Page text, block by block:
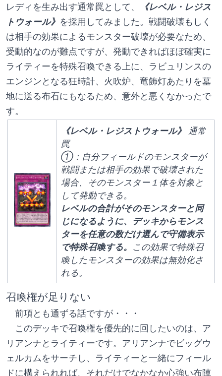
レディを生み出す通常罠として、
《レベル・レジス
トウォール》 を採用してみました。戦闘破壊もしく
は相手の効果によるモンスター破壊が必要なため、
受動的なのが難点ですが、発動できればほぼ確実に
ライティーを特殊召喚できる上に、ラビュリンスの
エンジンとなる狂時計、火吹炉、竜飾灯あたりを墓
地に送る布石にもなるため、意外と悪くなかったで
す。
《レベル・レジストウォール》 通常
罠
①：自分フィールドのモンスターが
戦闘または相手の効果で破壊された
場合、そのモンスター１体を対象と
して発動できる。
レベルの合計がそのモンスターと同
じになるように、デッキからモンス
ターを任意の数だけ選んで守備表示
で特殊召喚する。 この効果で特殊召
喚したモンスターの効果は無効化さ
れる。
召喚権が足りない
前項とも通ずる話ですが・・・
このデッキで召喚権を優先的に回したいのは、ア
リアンナとライティーです。アリアンナでビッグウ
ェルカムをサーチし、ライティーと一緒にフィール
ドに構えられれば、それだけでなかなか心強い布陣